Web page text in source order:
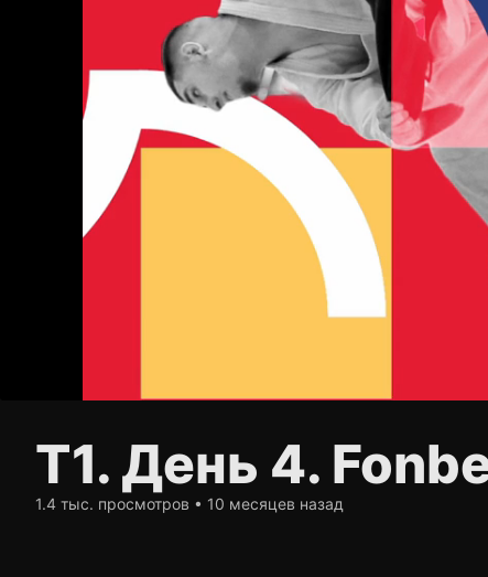
Т1. День 4.
1.4 тыс. просмотров • 10 месяцев назад